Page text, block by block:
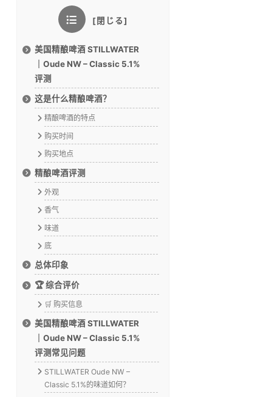
美国精酿啤酒 STILLWATER
｜Oude NW – Classic 5.1%
评测
这是什么精酿啤酒？
精酿啤酒的特点
购买时间
购买地点
精酿啤酒评测
外观
香气
味道
底
总体印象
🏆 综合评价
🛒 购买信息
美国精酿啤酒 STILLWATER
｜Oude NW – Classic 5.1%
评测常见问题
STILLWATER Oude NW –
Classic 5.1%的味道如何？